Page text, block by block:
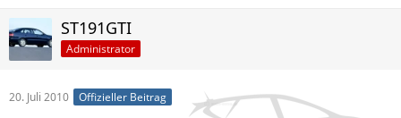
ST191GTI
Administrator
20. Juli 2010 Offizieller Beitrag